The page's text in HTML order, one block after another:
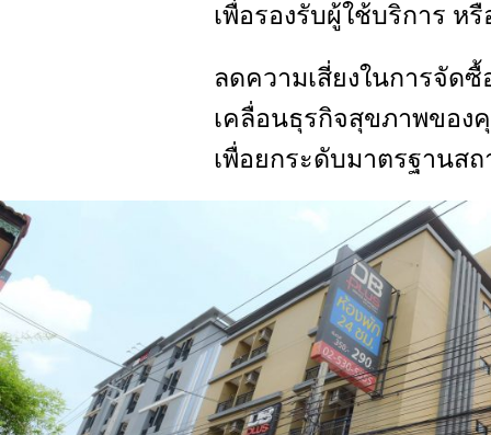
เพื่อรองรับผู้ใช้บริการ ห
ลดความเสี่ยงในการจัด
เคลื่อนธุรกิจสุขภาพของ
เพื่อยกระดับมาตรฐานส